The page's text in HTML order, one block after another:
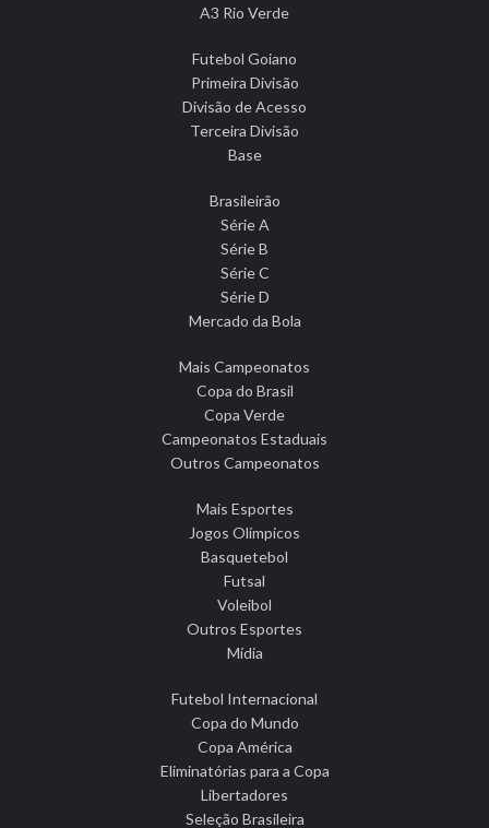
A3 Rio Verde
Futebol Goiano
Primeira Divisão
Divisão de Acesso
Terceira Divisão
Base
Brasileirão
Série A
Série B
Série C
Série D
Mercado da Bola
Mais Campeonatos
Copa do Brasil
Copa Verde
Campeonatos Estaduais
Outros Campeonatos
Mais Esportes
Jogos Olímpicos
Basquetebol
Futsal
Voleibol
Outros Esportes
Mídia
Futebol Internacional
Copa do Mundo
Copa América
Eliminatórias para a Copa
Libertadores
Seleção Brasileira